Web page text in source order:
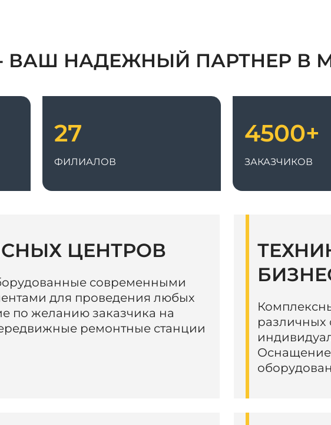
НАДЕЖНЫЙ ПАРТНЕР В
27
ФИЛИАЛОВ
4500+
ЗАКАЗЧИКОВ
ЦЕНТРОВ
современными
для проведения любых
по желанию заказчика на
ремонтные станции
различных